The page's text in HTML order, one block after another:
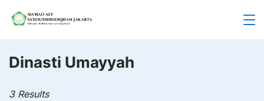
Skip
Aly
Dinasti Umayyah
3 Results